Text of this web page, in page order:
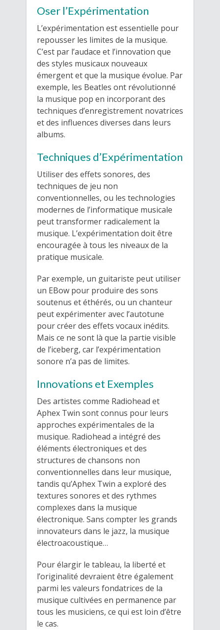
Oser l’Expérimentation
L’expérimentation est essentielle pour
repousser les limites de la musique.
C’est par l’audace et l’innovation que
des styles musicaux nouveaux
émergent et que la musique évolue. Par
exemple, les Beatles ont révolutionné
la musique pop en incorporant des
techniques d’enregistrement novatrices
et des influences diverses dans leurs
albums.
Techniques d’Expérimentation
Utiliser des effets sonores, des
techniques de jeu non
conventionnelles, ou les technologies
modernes de l’informatique musicale
peut transformer radicalement la
musique. L’expérimentation doit être
encouragée à tous les niveaux de la
pratique musicale.
Par exemple, un guitariste peut utiliser
un EBow pour produire des sons
soutenus et éthérés, ou un chanteur
peut expérimenter avec l’autotune
pour créer des effets vocaux inédits.
Mais ce ne sont là que la partie visible
de l’iceberg, car l’expérimentation
sonore n’a pas de limites.
Innovations et Exemples
Des artistes comme Radiohead et
Aphex Twin sont connus pour leurs
approches expérimentales de la
musique. Radiohead a intégré des
éléments électroniques et des
structures de chansons non
conventionnelles dans leur musique,
tandis qu’Aphex Twin a exploré des
textures sonores et des rythmes
complexes dans la musique
électronique. Sans compter les grands
innovateurs dans le jazz, la musique
électroacoustique…
Pour élargir le tableau, la liberté et
l’originalité devraient être également
parmi les valeurs fondatrices de la
musique cultivées en permanence par
tous les musiciens, ce qui est loin d’être
le cas.